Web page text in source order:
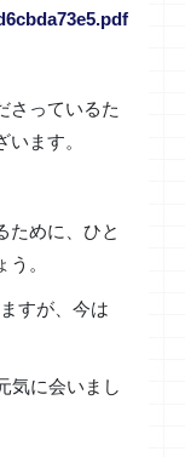
さっているた
ます。
ために、ひと
。
すが、今は
気に会いまし